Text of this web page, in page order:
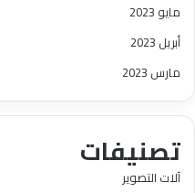
مايو 2023
أبريل 2023
مارس 2023
تصنيفات
آلات التصوير